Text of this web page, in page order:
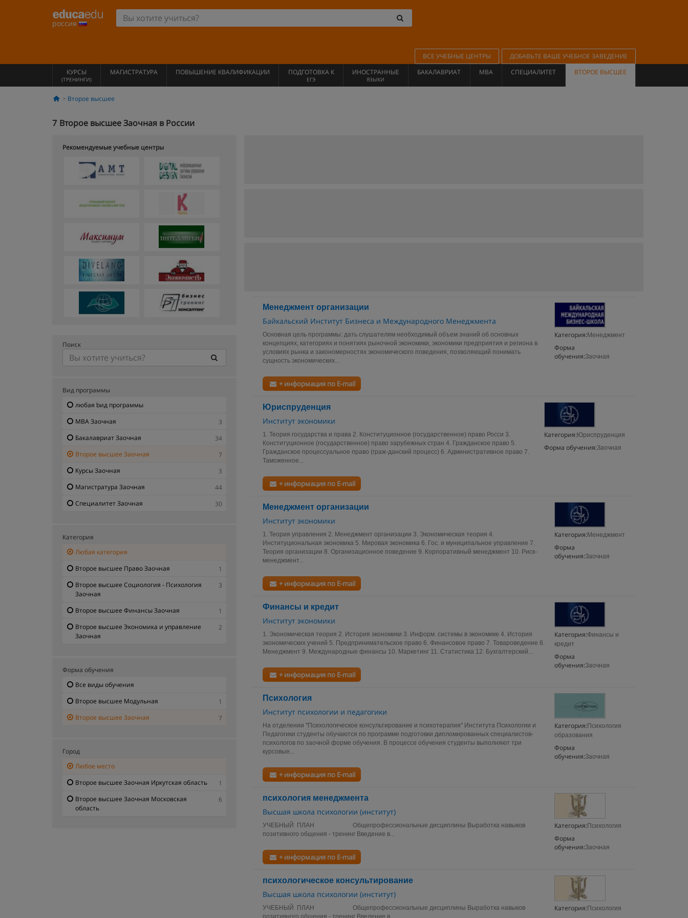
россия
ВСЕ УЧЕБНЫЕ ЦЕНТРЫ
ДОБАВЬТЕ ВАШЕ УЧЕБНОЕ ЗАВЕДЕНИЕ
КУРСЫ
(ТРЕНИНГИ)
МАГИСТРАТУРА ПОВЫШЕНИЕ КВАЛИФИКАЦИИ ПОДГОТОВКА К
ЕГЭ
ИНОСТРАННЫЕ
ЯЗЫКИ
БАКАЛАВРИАТ MBA СПЕЦИАЛИТЕТ ВТОРОЕ ВЫСШЕЕ
Второе высшее
7 Второе высшее Заочная в России
Менеджмент организации
Байкальский Институт Бизнеса и Международного Менеджмента
Категория: Менеджмент
Форма
обучения:Заочная
Основная цель программы: дать слушателям необходимый объем знаний об основных
концепциях, категориях и понятиях рыночной экономики, экономики предприятия и региона в
условиях рынка и закономерностях экономического поведения, позволяющий понимать
сущность экономических...
+ информация по E-mail
Юриспруденция
Институт экономики
Категория: Юриспруденция
Форма обучения:Заочная
1. Теория государства и права 2. Конституционное (государственное) право Росси 3.
Конституционное (государственное) право зарубежных стран 4. Гражданское право 5.
Гражданское процессуальное право (граж-данский процесс) 6. Административное право 7.
Таможенное...
+ информация по E-mail
Менеджмент организации
Институт экономики
Категория: Менеджмент
Форма
обучения:Заочная
1. Теория управления 2. Менеджмент организации 3. Экономическая теория 4.
Институциональная экономика 5. Мировая экономика 6. Гос. и муниципальное управление 7.
Теория организации 8. Организационное поведение 9. Корпоративный менеджмент 10. Риск-
менеджмент...
+ информация по E-mail
Финансы и кредит
Институт экономики
Категория:Финансы и
кредит
Форма
обучения:Заочная
1. Экономическая теория 2. История экономики 3. Информ. системы в экономике 4. История
экономических учений 5. Предпринимательское право 6. Финансовое право 7. Товароведение 8.
Менеджмент 9. Международные финансы 10. Маркетинг 11. Статистика 12. Бухгалтерский...
+ информация по E-mail
Психология
Институт психологии и педагогики
Категория: Психология
образования
Форма
обучения:Заочная
На отделении "Психологическое консультирование и психотерапия" Института Психологии и
Педагогики студенты обучаются по программе подготовки дипломированных специалистов-
психологов по заочной форме обучения. В процессе обучения студенты выполняют три
курсовые...
+ информация по E-mail
психология менеджмента
Высшая школа психологии (институт)
Категория: Психология
Форма
обучения:Заочная
УЧЕБНЫЙ ПЛАН Общепрофессиональные дисциплины Выработка навыков
позитивного общения - тренинг Введение в...
+ информация по E-mail
психологическое консультирование
Высшая школа психологии (институт)
Категория: Психология
УЧЕБНЫЙ ПЛАН Общепрофессиональные дисциплины Выработка навыков
позитивного общения - тренинг Введение в...
Рекомендуемые учебные центры
Поиск
Вид программы
любая bид программы
MBA Заочная
3
Бакалавриат Заочная
34
Второе высшее Заочная
7
Курсы Заочная
3
Магистратура Заочная
44
Специалитет Заочная
30
Категория
Любая категория
Второе высшее Право Заочная
1
Второе высшее Социология - Психология
Заочная
3
Второе высшее Финансы Заочная
1
Второе высшее Экономика и управление
Заочная
2
Форма обучения
Все виды обучения
Второе высшее Модульная
1
Второе высшее Заочная
7
Город
Любое место
Второе высшее Заочная Иркутская область
1
Второе высшее Заочная Московская
область
6